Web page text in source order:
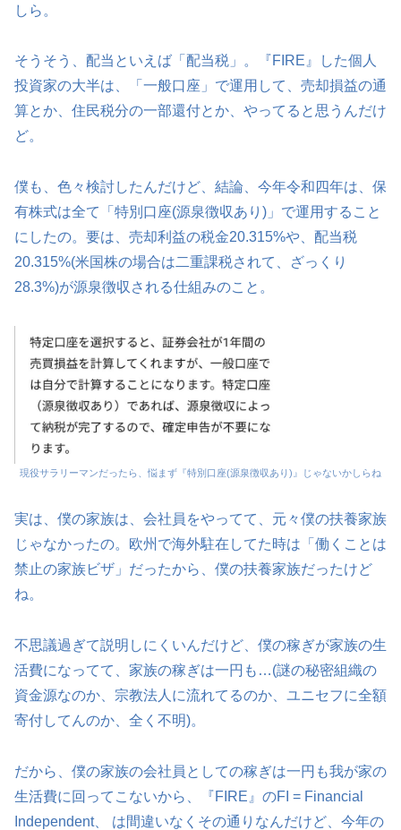
しら。
そうそう、配当といえば「配当税」。『FIRE』した個人
投資家の大半は、「一般口座」で運用して、売却損益の通
算とか、住民税分の一部還付とか、やってると思うんだけ
ど。
僕も、色々検討したんだけど、結論、今年令和四年は、保
有株式は全て「特別口座(源泉徴収あり)」で運用すること
にしたの。要は、売却利益の税金20.315%や、配当税
20.315%(米国株の場合は二重課税されて、ざっくり
28.3%)が源泉徴収される仕組みのこと。
現役サラリーマンだったら、悩まず『特別口座(源泉徴収あり)』じゃないかしらね
実は、僕の家族は、会社員をやってて、元々僕の扶養家族
じゃなかったの。欧州で海外駐在してた時は「働くことは
禁止の家族ビザ」だったから、僕の扶養家族だったけど
ね。
不思議過ぎて説明しにくいんだけど、僕の稼ぎが家族の生
活費になってて、家族の稼ぎは一円も…(謎の秘密組織の
資金源なのか、宗教法人に流れてるのか、ユニセフに全額
寄付してんのか、全く不明)。
だから、僕の家族の会社員としての稼ぎは一円も我が家の
生活費に回ってこないから、『FIRE』のFI = Financial
Independent、 は間違いなくその通りなんだけど、今年の